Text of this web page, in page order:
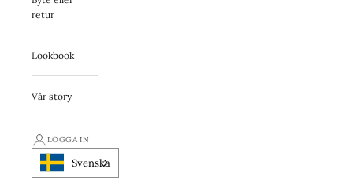
retur
Lookbook
Vår story
LOGGA IN
Svenska